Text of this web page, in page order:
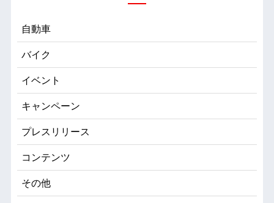
自動車
バイク
イベント
キャンペーン
プレスリリース
コンテンツ
その他